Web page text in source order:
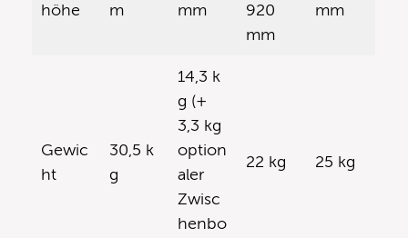
höhe
m
mm
920
mm
mm
Gewic
ht
30,5 k
g
14,3 k
g (+
3,3 kg
option
aler
Zwisc
henbo
22 kg 25 kg